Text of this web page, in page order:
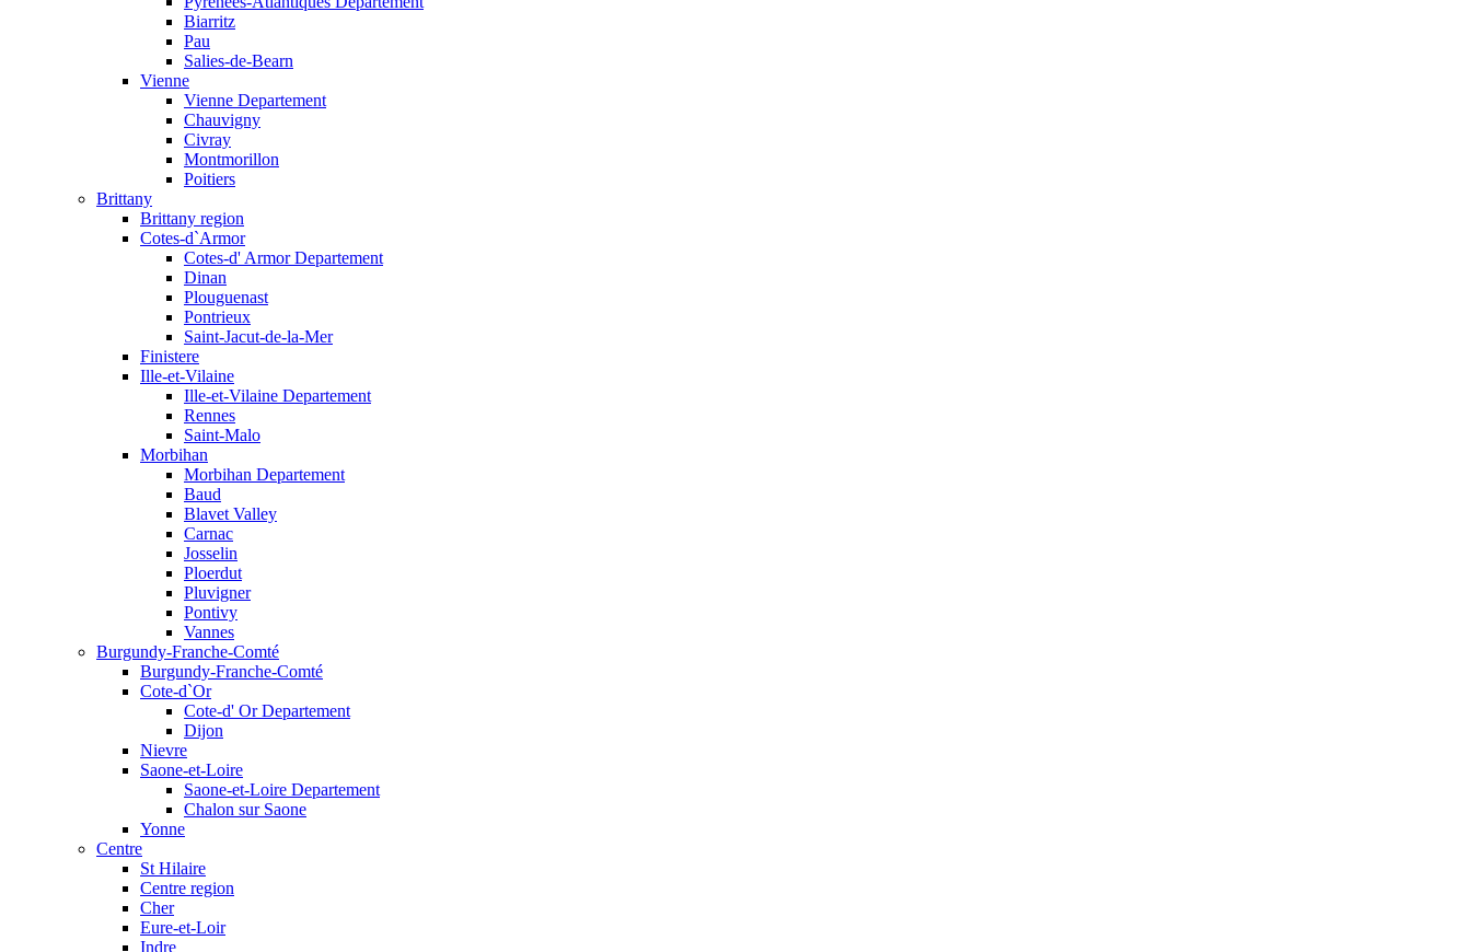
Biarritz
Pau
Salies-de-Bearn
Vienne
Vienne Departement
Chauvigny
Civray
Montmorillon
Poitiers
Brittany
Brittany region
Cotes-d`Armor
Cotes-d' Armor Departement
Dinan
Plouguenast
Pontrieux
Saint-Jacut-de-la-Mer
Finistere
Ille-et-Vilaine
Ille-et-Vilaine Departement
Rennes
Saint-Malo
Morbihan
Morbihan Departement
Baud
Blavet Valley
Carnac
Josselin
Ploerdut
Pluvigner
Pontivy
Vannes
Burgundy-Franche-Comté
Burgundy-Franche-Comté
Cote-d`Or
Cote-d' Or Departement
Dijon
Nievre
Saone-et-Loire
Saone-et-Loire Departement
Chalon sur Saone
Yonne
Centre
St Hilaire
Centre region
Cher
Eure-et-Loir
Indre